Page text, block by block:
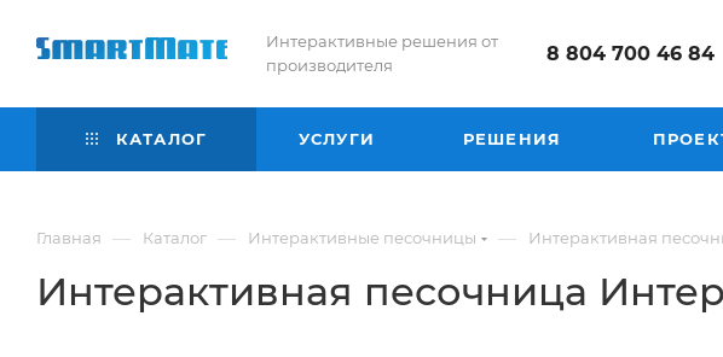
Интерактивные решения от
производителя
8 804 700 46 84
КАТАЛОГ УСЛУГИ РЕШЕНИЯ
Главная — Каталог — Интерактивные песочницы — Интерактивная
Интерактивная песочница